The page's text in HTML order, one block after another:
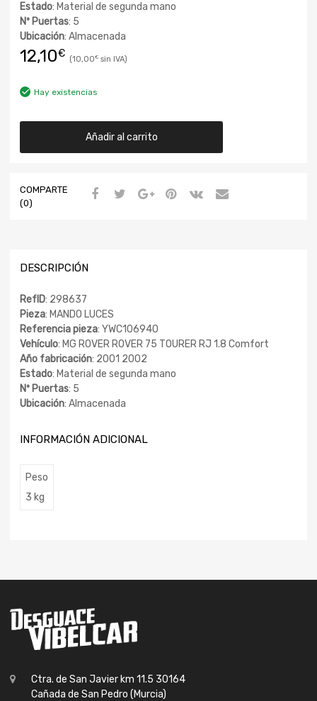
Estado: Material de segunda mano
Nº Puertas: 5
Ubicación: Almacenada
12,10€ 10,00€
Hay existencias
Añadir al carrito
COMPARTE
(0)
DESCRIPCIÓN
RefID: 298637
Pieza: MANDO LUCES
Referencia pieza: YWC106940
Vehículo: MG ROVER ROVER 75 TOURER RJ 1.8 Comfort
Año fabricación: 2001 2002
Estado: Material de segunda mano
Nº Puertas: 5
Ubicación: Almacenada
INFORMACIÓN ADICIONAL
Peso
3 kg
Ctra. de San Javier km 11.5 30164
Cañada de San Pedro (Murcia)